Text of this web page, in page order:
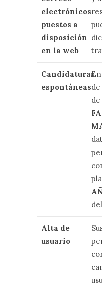
electrónicos
puestos a
disposición
en la web
Candidaturas
espontáneas
de
Alta de
usuario